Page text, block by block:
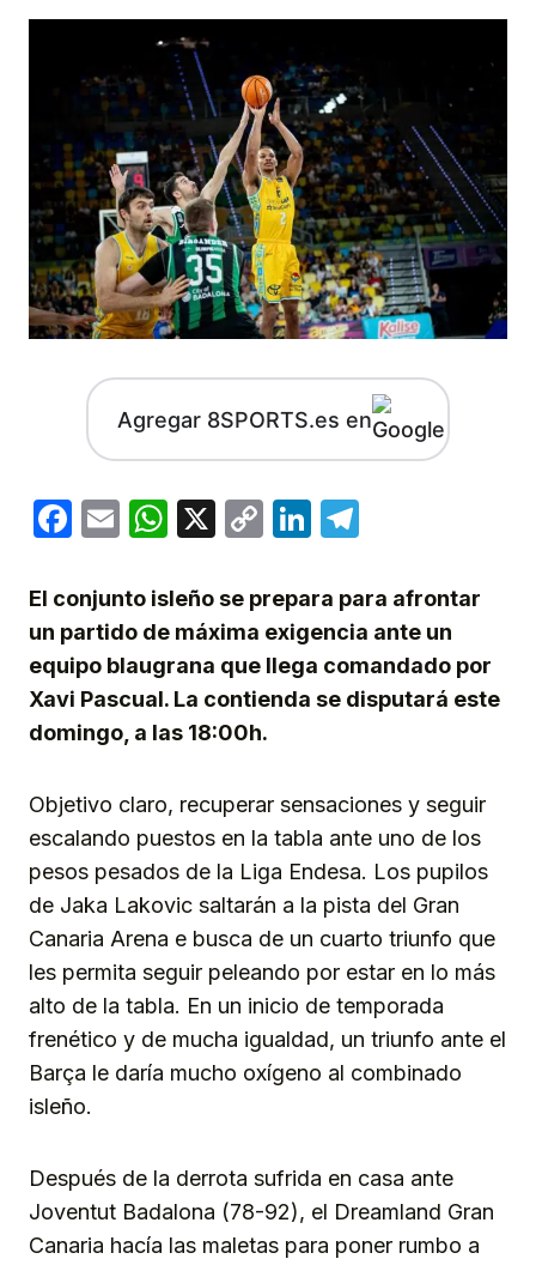
Agregar 8SPORTS.es en
Facebook
EmailWhatsApp
X
CopyLinkedIn
El conjunto isleño se prepara para afrontar
un partido de máxima exigencia ante un
equipo blaugrana que llega comandado por
Xavi Pascual. La contienda se disputará este
domingo, a las 18:00h.
Objetivo claro, recuperar sensaciones y seguir
escalando puestos en la tabla ante uno de los
pesos pesados de la Liga Endesa. Los pupilos
de Jaka Lakovic saltarán a la pista del Gran
Canaria Arena e busca de un cuarto triunfo que
les permita seguir peleando por estar en lo más
alto de la tabla. En un inicio de temporada
frenético y de mucha igualdad, un triunfo ante el
Barça le daría mucho oxígeno al combinado
isleño.
Después de la derrota sufrida en casa ante
Joventut Badalona (78-92), el Dreamland Gran
Canaria hacía las maletas para poner rumbo a